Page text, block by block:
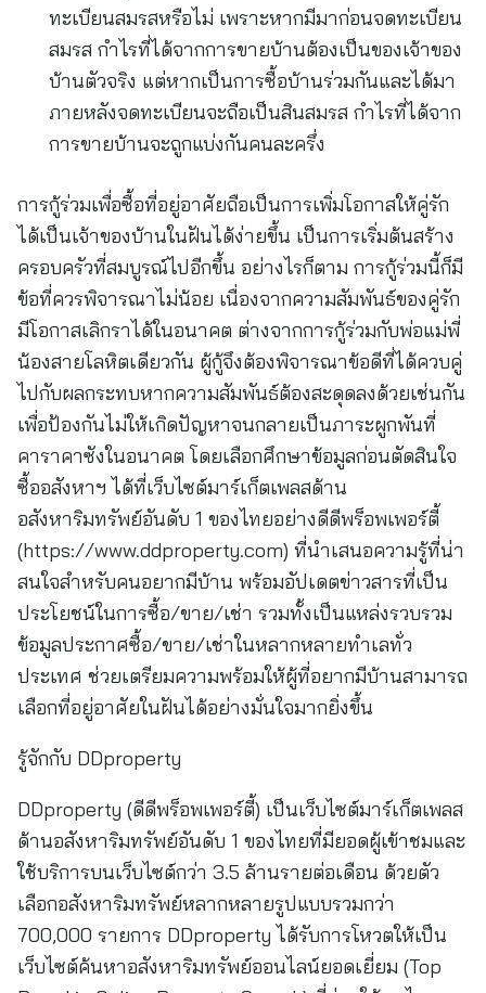
ทะเบียนสมรสหรือไม่ เพราะหากมีมาก่อนจดทะเบียน
สมรส กำไรที่ได้จากการขายบ้านต้องเป็นของเจ้าของ
บ้านตัวจริง แต่หากเป็นการซื้อบ้านร่วมกันและได้มา
ภายหลังจดทะเบียนจะถือเป็นสินสมรส กำไรที่ได้จาก
การขายบ้านจะถูกแบ่งกันคนละครึ่ง
การกู้ร่วมเพื่อซื้อที่อยู่อาศัยถือเป็นการเพิ่มโอกาสให้คู่รัก
ได้เป็นเจ้าของบ้านในฝันได้ง่ายขึ้น เป็นการเริ่มต้นสร้าง
ครอบครัวที่สมบูรณ์ไปอีกขึ้น อย่างไรก็ตาม การกู้ร่วมนี้ก็มี
ข้อที่ควรพิจารณาไม่น้อย เนื่องจากความสัมพันธ์ของคู่รัก
มีโอกาสเลิกราได้ในอนาคต ต่างจากการกู้ร่วมกับพ่อแม่พี่
น้องสายโลหิตเดียวกัน ผู้กู้จึงต้องพิจารณาข้อดีที่ได้ควบคู่
ไปกับผลกระทบหากความสัมพันธ์ต้องสะดุดลงด้วยเช่นกัน
เพื่อป้องกันไม่ให้เกิดปัญหาจนกลายเป็นภาระผูกพันที่
คาราคาซังในอนาคต โดยเลือกศึกษาข้อมูลก่อนตัดสินใจ
ซื้ออสังหาฯ ได้ที่เว็บไซต์มาร์เก็ตเพลสด้าน
อสังหาริมทรัพย์อันดับ 1 ของไทยอย่างดีดีพร็อพเพอร์ตี้
(https://www.ddproperty.com) ที่นำเสนอความรู้ที่น่า
สนใจสำหรับคนอยากมีบ้าน พร้อมอัปเดตข่าวสารที่เป็น
ประโยชน์ในการซื้อ/ขาย/เช่า รวมทั้งเป็นแหล่งรวบรวม
ข้อมูลประกาศซื้อ/ขาย/เช่าในหลากหลายทำเลทั่ว
ประเทศ ช่วยเตรียมความพร้อมให้ผู้ที่อยากมีบ้านสามารถ
เลือกที่อยู่อาศัยในฝันได้อย่างมั่นใจมากยิ่งขึ้น
รู้จักกับ DDproperty
DDproperty (ดีดีพร็อพเพอร์ตี้) เป็นเว็บไซต์มาร์เก็ตเพลส
ด้านอสังหาริมทรัพย์อันดับ 1 ของไทยที่มียอดผู้เข้าชมและ
ใช้บริการบนเว็บไซต์กว่า 3.5 ล้านรายต่อเดือน ด้วยตัว
เลือกอสังหาริมทรัพย์หลากหลายรูปแบบรวมกว่า
700,000 รายการ DDproperty ได้รับการโหวตให้เป็น
เว็บไซต์ค้นหาอสังหาริมทรัพย์ออนไลน์ยอดเยี่ยม (Top